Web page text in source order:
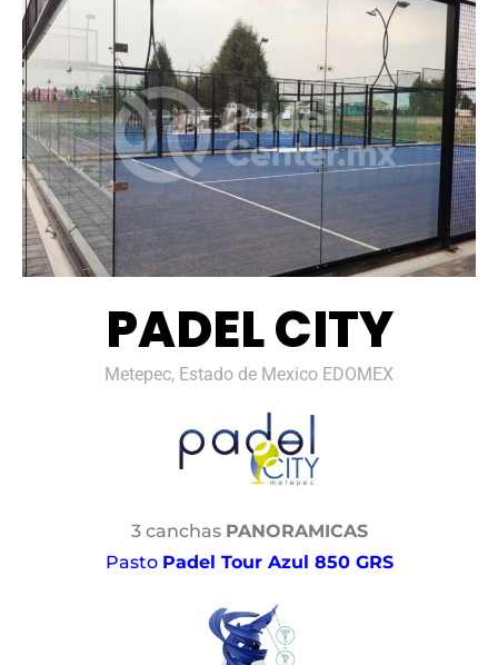
PADEL CITY
Metepec, Estado de Mexico EDOMEX
3 canchas PANORAMICAS
Pasto Padel Tour Azul 850 GRS